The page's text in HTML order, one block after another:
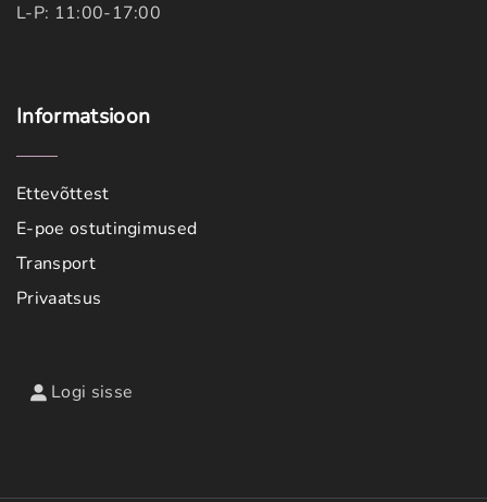
L-P: 11:00-17:00
Informatsioon
Ettevõttest
E-poe ostutingimused
Transport
Privaatsus
Logi sisse